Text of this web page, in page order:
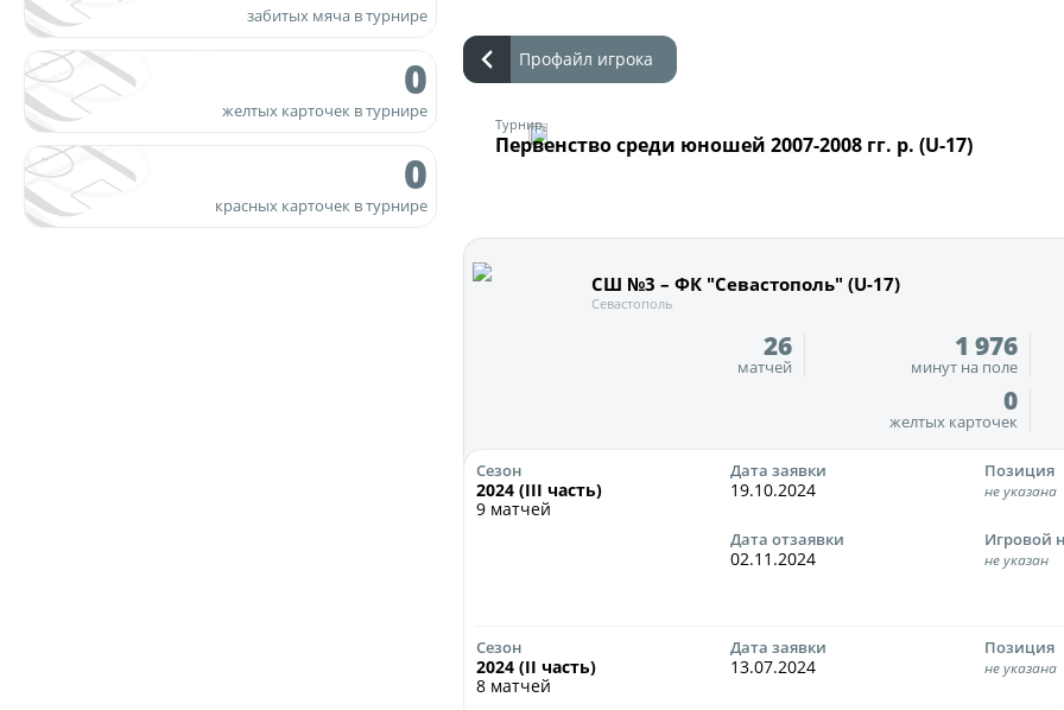
Календарь и
Статистика
"Содружество"
рождения (U-17)
Календарь и
Турнирная
Статистика
Документы
Учредительные
забитых мяча в турнире
желтых карточек в турнире
0
красных карточек в турнире
0
Профайл игрока
Турнир
Первенство среди юношей 2007-2008 гг. р. (U-17)
СШ №3 – ФК "Севастополь" (U-17)
Севастополь
матчей
26
минут на поле
1 976
желтых карточек
0
Сезон
2024 (III часть)
9 матчей
Дата заявки
19.10.2024
Позиция
не указана
Дата отзаявки
02.11.2024
Игровой
не указан
Сезон
2024 (II часть)
8 матчей
Дата заявки
13.07.2024
Позиция
не указана